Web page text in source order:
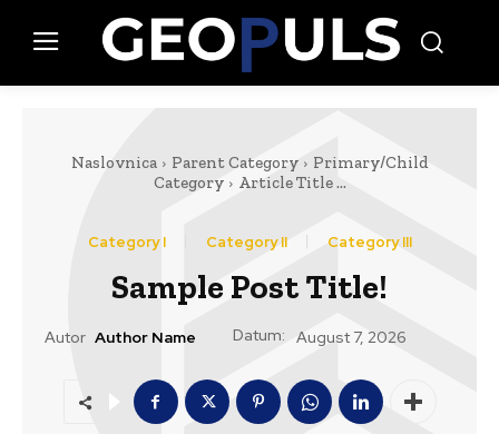
Naslovnica Parent Category
Primary/Child
Category
Article Title ...
Category I Category II Category III
Sample Post Title!
Autor Author Name Datum: August 7, 2026